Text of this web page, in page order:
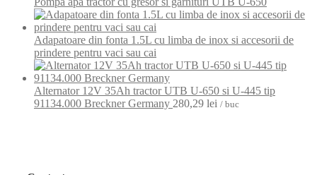
Adapatoare din fonta 1.5L cu limba de inox si accesorii de
prindere pentru vaci sau cai
Alternator 12V 35Ah tractor UTB U-650 si U-445 tip
91134.000 Breckner Germany 280,29 lei / buc